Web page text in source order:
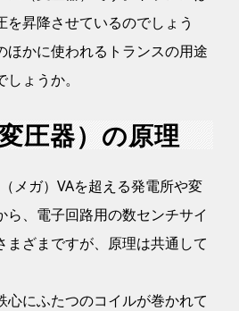
を昇降させているのでしょう
ほかに使われるトランスの用途
ょうか。
圧器）の原理
メガ）VAを超える発電所や変
ら、電子回路用の数センチサイ
まざまですが、原理は共通して
心にふたつのコイルが巻かれて